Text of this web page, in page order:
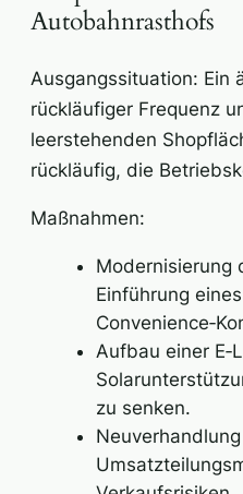
Autobahnrasthofs
Ausgangssituation: Ein
rückläufiger Frequenz
leerstehenden
rückläufig, die
Maßnahmen:
Modernisierung
Einführung
Aufbau einer
zu senken.